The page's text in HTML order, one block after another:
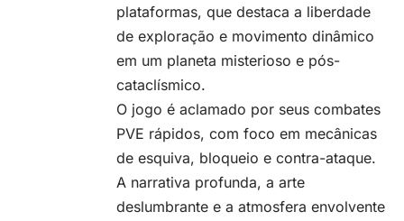
plataformas, que destaca a liberdade
de exploração e movimento dinâmico
em um planeta misterioso e pós-
cataclísmico.
O jogo é aclamado por seus combates
PVE rápidos, com foco em mecânicas
de esquiva, bloqueio e contra-ataque.
A narrativa profunda, a arte
deslumbrante e a atmosfera envolvente